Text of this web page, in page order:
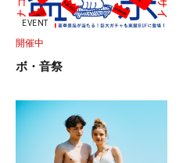
EVENT
開催中
ボ・音祭